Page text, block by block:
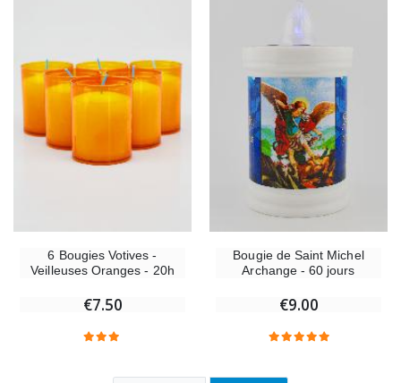
6 Bougies Votives -
Veilleuses Oranges - 20h
€7.50
Bougie de Saint Michel
Archange - 60 jours
€9.00